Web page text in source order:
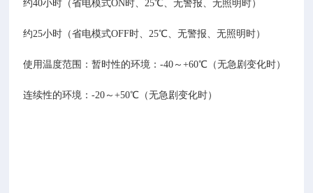
约40小时（省电模式ON时、25℃、无警报、无照明时）
约25小时（省电模式OFF时、25℃、无警报、无照明时）
使用温度范围：暂时性的环境：-40～+60℃（无急剧变化时）
连续性的环境：-20～+50℃（无急剧变化时）